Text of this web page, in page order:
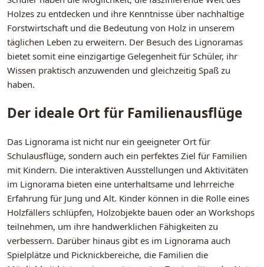
Holzes zu entdecken und ihre Kenntnisse über nachhaltige
Forstwirtschaft und die Bedeutung von Holz in unserem
täglichen Leben zu erweitern. Der Besuch des Lignoramas
bietet somit eine einzigartige Gelegenheit für Schüler, ihr
Wissen praktisch anzuwenden und gleichzeitig Spaß zu
haben.
Der ideale Ort für Familienausflüge
Das Lignorama ist nicht nur ein geeigneter Ort für
Schulausflüge, sondern auch ein perfektes Ziel für Familien
mit Kindern. Die interaktiven Ausstellungen und Aktivitäten
im Lignorama bieten eine unterhaltsame und lehrreiche
Erfahrung für Jung und Alt. Kinder können in die Rolle eines
Holzfällers schlüpfen, Holzobjekte bauen oder an Workshops
teilnehmen, um ihre handwerklichen Fähigkeiten zu
verbessern. Darüber hinaus gibt es im Lignorama auch
Spielplätze und Picknickbereiche, die Familien die